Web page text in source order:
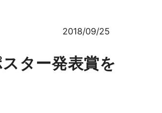
2018/09/25
ター発表賞を